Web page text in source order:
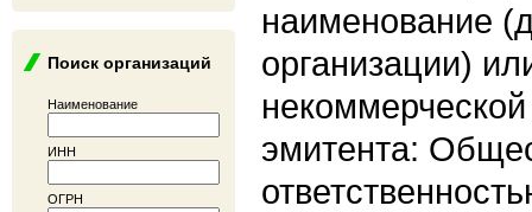
Поиск организаций
Наименование
ИНН
ОГРН
наименование
организации)
эмитента: